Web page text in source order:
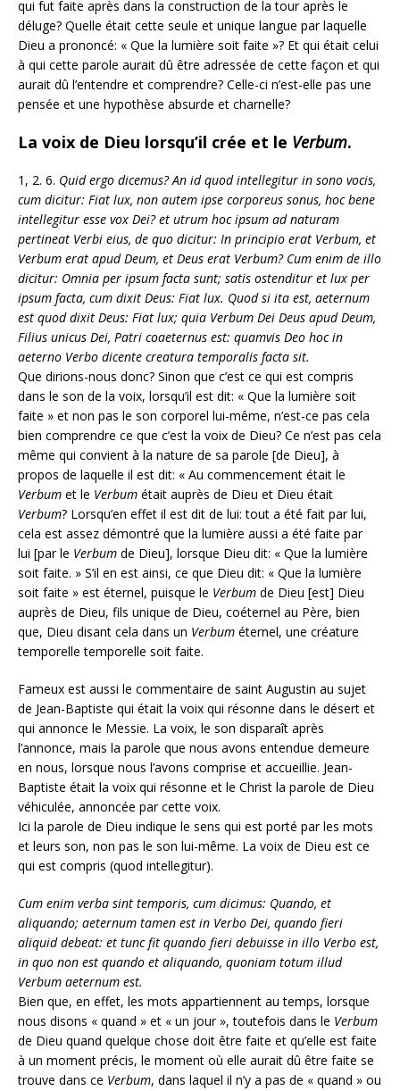
qui fut faite après dans la construction de la tour après le
déluge? Quelle était cette seule et unique langue par laquelle
Dieu a prononcé: « Que la lumière soit faite »? Et qui était celui
à qui cette parole aurait dû être adressée de cette façon et qui
aurait dû l’entendre et comprendre? Celle-ci n’est-elle pas une
pensée et une hypothèse absurde et charnelle?
La voix de Dieu lorsqu’il crée et le Verbum.
1, 2. 6. Quid ergo dicemus? An id quod intellegitur in sono vocis,
cum dicitur: Fiat lux, non autem ipse corporeus sonus, hoc bene
intellegitur esse vox Dei? et utrum hoc ipsum ad naturam
pertineat Verbi eius, de quo dicitur: In principio erat Verbum, et
Verbum erat apud Deum, et Deus erat Verbum? Cum enim de illo
dicitur: Omnia per ipsum facta sunt; satis ostenditur et lux per
ipsum facta, cum dixit Deus: Fiat lux. Quod si ita est, aeternum
est quod dixit Deus: Fiat lux; quia Verbum Dei Deus apud Deum,
Filius unicus Dei, Patri coaeternus est: quamvis Deo hoc in
aeterno Verbo dicente creatura temporalis facta sit.
Que dirions-nous donc? Sinon que c’est ce qui est compris
dans le son de la voix, lorsqu’il est dit: « Que la lumière soit
faite » et non pas le son corporel lui-même, n’est-ce pas cela
bien comprendre ce que c’est la voix de Dieu? Ce n’est pas cela
même qui convient à la nature de sa parole [de Dieu], à
propos de laquelle il est dit: « Au commencement était le
Verbum et le Verbum était auprès de Dieu et Dieu était
Verbum? Lorsqu’en effet il est dit de lui: tout a été fait par lui,
cela est assez démontré que la lumière aussi a été faite par
lui [par le Verbum de Dieu], lorsque Dieu dit: « Que la lumière
soit faite. » S’il en est ainsi, ce que Dieu dit: « Que la lumière
soit faite » est éternel, puisque le Verbum de Dieu [est] Dieu
auprès de Dieu, fils unique de Dieu, coéternel au Père, bien
que, Dieu disant cela dans un Verbum éternel, une créature
temporelle temporelle soit faite.
Fameux est aussi le commentaire de saint Augustin au sujet
de Jean-Baptiste qui était la voix qui résonne dans le désert et
qui annonce le Messie. La voix, le son disparaît après
l’annonce, mais la parole que nous avons entendue demeure
en nous, lorsque nous l’avons comprise et accueillie. Jean-
Baptiste était la voix qui résonne et le Christ la parole de Dieu
véhiculée, annoncée par cette voix.
Ici la parole de Dieu indique le sens qui est porté par les mots
et leurs son, non pas le son lui-même. La voix de Dieu est ce
qui est compris (quod intellegitur).
Cum enim verba sint temporis, cum dicimus: Quando, et
aliquando; aeternum tamen est in Verbo Dei, quando fieri
aliquid debeat: et tunc fit quando fieri debuisse in illo Verbo est,
in quo non est quando et aliquando, quoniam totum illud
Verbum aeternum est.
Bien que, en effet, les mots appartiennent au temps, lorsque
nous disons « quand » et « un jour », toutefois dans le Verbum
de Dieu quand quelque chose doit être faite et qu’elle est faite
à un moment précis, le moment où elle aurait dû être faite se
trouve dans ce Verbum, dans laquel il n’y a pas de « quand » ou